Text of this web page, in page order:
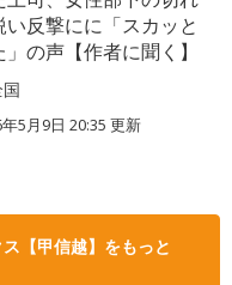
い反撃にに「スカッと
」の声【作者に聞く】
5月9日 20:35 更新
【甲信越】をもっと